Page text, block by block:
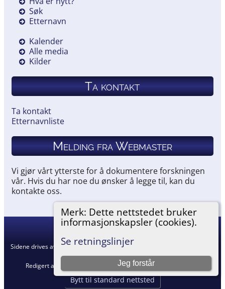
Merk: Dette nettstedet bruker
informasjonskapsler (cookies).
Se retningslinjer
Jeg forstår
Søk
Etternavn
Kalender
Alle media
Kilder
Ta kontakt
Ta kontakt
Etternavnliste
Melding fra Webmaster
Vi gjør vårt ytterste for å dokumentere forskningen
vår. Hvis du har noe du ønsker å legge til, kan du
kontakte oss.
Hemneslekt 2026
Sidene drives av The Next Generation of Genealogy Sitebuilding
Redigert av
Retningslinjer for personvern
Bytt til standard nettsted